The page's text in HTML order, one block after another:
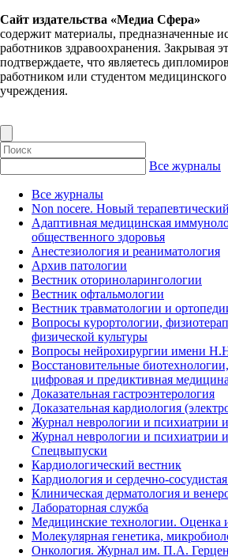
Сайт издательства «Медиа Сфера»
содержит материалы, предназначенные
работников здравоохранения. Закрывая
подтверждаете, что являетесь
работником или студентом медицинского
учреждения.
Все журналы
Все журналы
Non nocere. Новый
Адаптивная медицинская
общественного здоровья
Анестезиология и реаниматология
Архив патологии
Вестник оториноларингологии
Вестник офтальмологии
Вестник травматологии и
Вопросы курортологии,
физической культуры
Вопросы нейрохирургии имени
Восстановительные
цифровая и предиктивная медицина
Доказательная гастроэнтерология
Доказательная кардиология
Журнал неврологии и психиатрии
Журнал неврологии и психиатрии
Спецвыпуски
Кардиологический вестник
Кардиология и сердечно-
Клиническая дерматология и
Лабораторная служба
Медицинские технологии. Оценка
Молекулярная генетика,
Онкология. Журнал им. П.А.